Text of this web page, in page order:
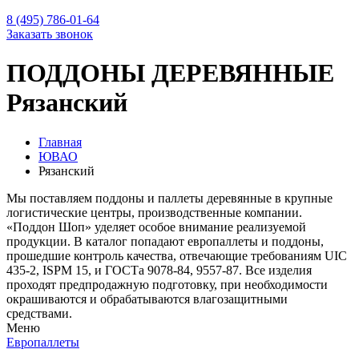
8 (495) 786-01-64
Заказать звонок
ПОДДОНЫ ДЕРЕВЯННЫЕ
Рязанский
Главная
ЮВАО
Рязанский
Мы поставляем поддоны и паллеты деревянные в крупные
логистические центры, производственные компании.
«Поддон Шоп» уделяет особое внимание реализуемой
продукции. В каталог попадают европаллеты и поддоны,
прошедшие контроль качества, отвечающие требованиям UIC
435-2, ISPM 15, и ГОСТа 9078-84, 9557-87. Все изделия
проходят предпродажную подготовку, при необходимости
окрашиваются и обрабатываются влагозащитными
средствами.
Меню
Европаллеты